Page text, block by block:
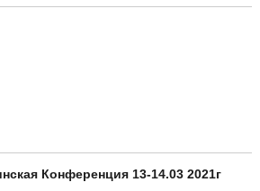
Конференция 13-14.03 2021г